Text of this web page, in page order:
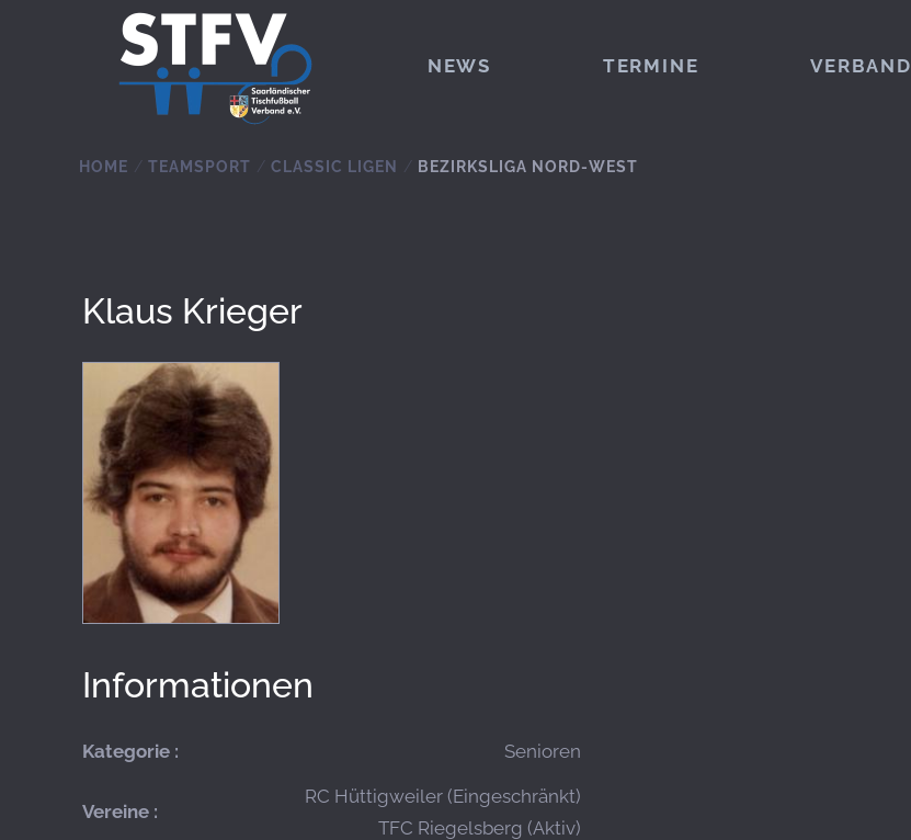
Zum Hauptinhalt springen
NEWS TERMINE VERBAND
HOME TEAMSPORT CLASSIC LIGEN BEZIRKSLIGA NORD-WEST
Klaus Krieger
Informationen
Kategorie : Senioren
Vereine :
RC Hüttigweiler (Eingeschränkt)
TFC Riegelsberg (Aktiv)